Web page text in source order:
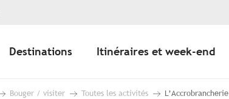
Destinations Itinéraires et week-end
Bouger / visiter Toutes les activités L’Accrobrancherie